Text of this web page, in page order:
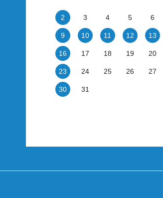
2 3 4 5 6
9 10 11 12 13
16 17 18 19 20
23 24 25 26 27
30 31